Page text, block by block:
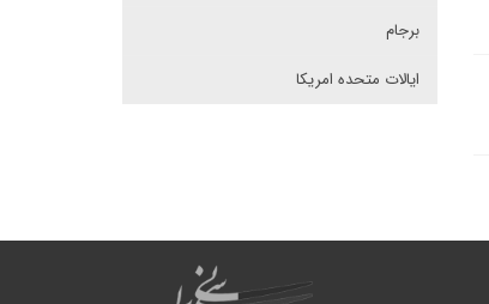
برجام
ایالات متحده امریکا